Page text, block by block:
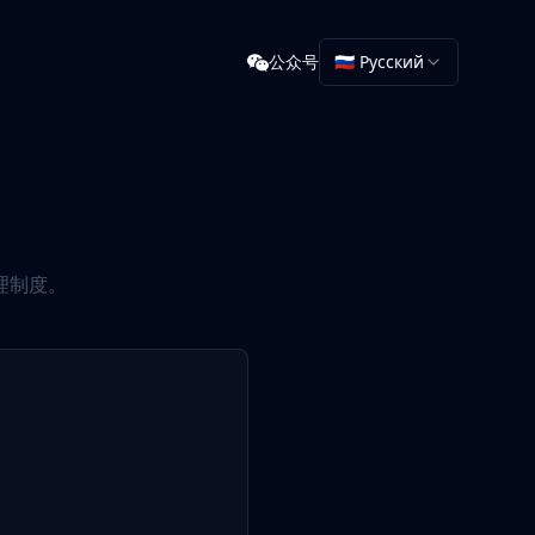
公众号 🇷🇺 Русский
度。